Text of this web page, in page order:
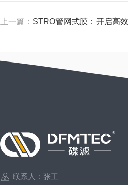
上一篇： STRO管网式膜：开启高
联系人：张工